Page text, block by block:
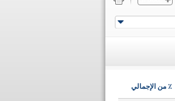
٪ من الإجمالي